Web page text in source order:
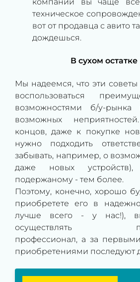
техническое
вот от продавца с авито
дождешься.
В сухом остатке
Мы надеемся, что эти советы
воспользоваться
возможностями б/у-рынка
возможных
концов, даже к покупке
нужно подходить
забывать, например, о
даже новых
подержаному - тем более.
Поэтому, конечно, хорошо
приобретете его в
лучше всего - у нас!),
осуществлять
профессионал, а за
приобретениями последуют